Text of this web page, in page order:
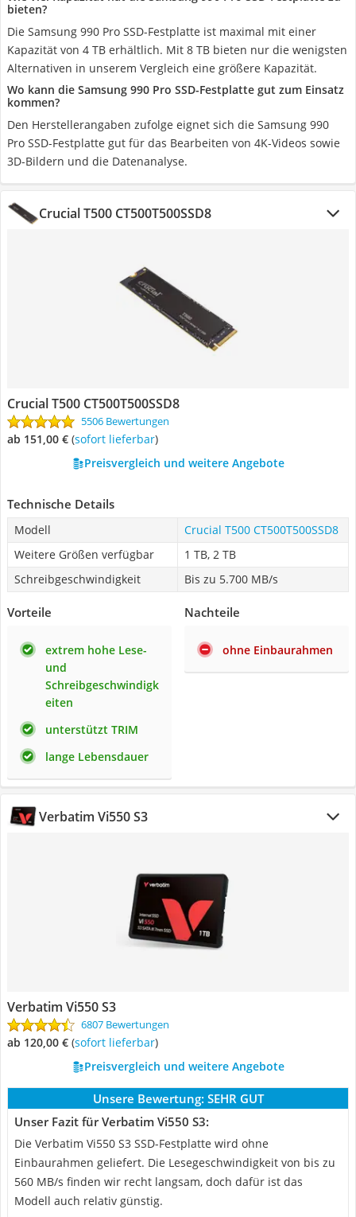
bieten?
Die Samsung 990 Pro SSD-Festplatte ist maximal mit einer
Kapazität von 4 TB erhältlich. Mit 8 TB bieten nur die wenigsten
Alternativen in unserem Vergleich eine größere Kapazität.
Wo kann die Samsung 990 Pro SSD-Festplatte gut zum Einsatz
kommen?
Den Herstellerangaben zufolge eignet sich die Samsung 990
Pro SSD-Festplatte gut für das Bearbeiten von 4K-Videos sowie
3D-Bildern und die Datenanalyse.
Crucial T500 CT500T500SSD8
Crucial T500 CT500T500SSD8
5506 Bewertungen
ab 151,00 € ( Sofort lieferbar)
Preisvergleich und weitere Angebote
Technische Details
Modell
Crucial T500 CT500T500SSD8
Weitere Größen verfügbar
1 TB, 2 TB
Schreibgeschwindigkeit
Bis zu 5.700 MB/s
Vorteile
extrem hohe Lese-
und
Schreibgeschwindigk
eiten
unterstützt TRIM
lange Lebensdauer
Nachteile
ohne Einbaurahmen
Verbatim Vi550 S3
Verbatim Vi550 S3
6807 Bewertungen
ab 120,00 € ( Sofort lieferbar)
Preisvergleich und weitere Angebote
Unsere Bewertung: SEHR GUT
Unser Fazit für Verbatim Vi550 S3:
Die Verbatim Vi550 S3 SSD-Festplatte wird ohne
Einbaurahmen geliefert. Die Lesegeschwindigkeit von bis zu
560 MB/s finden wir recht langsam, doch dafür ist das
Modell auch relativ günstig.